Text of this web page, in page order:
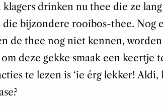
drinken nu thee die ze
die bijzondere rooibos-thee. Nog
de thee nog niet kennen,
deze gekke smaak een keertje
te lezen is ‘ie érg lekker!